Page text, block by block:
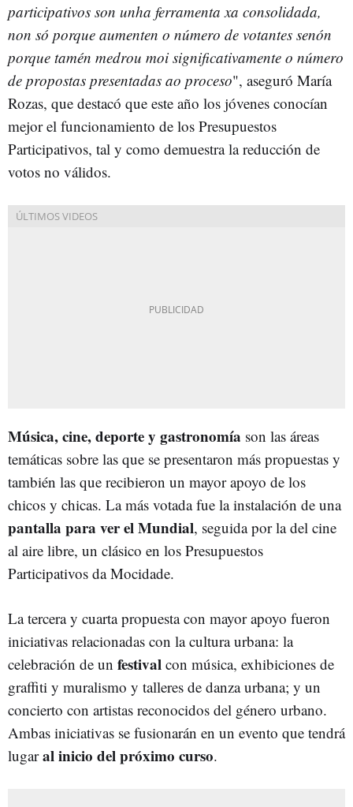
participativos son unha ferramenta xa consolidada,
non só porque aumenten o número de votantes senón
porque tamén medrou moi significativamente o número
de propostas presentadas ao proceso", aseguró María
Rozas, que destacó que este año los jóvenes conocían
mejor el funcionamiento de los Presupuestos
Participativos, tal y como demuestra la reducción de
votos no válidos.
Música, cine, deporte y gastronomía son las áreas
temáticas sobre las que se presentaron más propuestas y
también las que recibieron un mayor apoyo de los
chicos y chicas. La más votada fue la instalación de una
pantalla para ver el Mundial, seguida por la del cine
al aire libre, un clásico en los Presupuestos
Participativos da Mocidade.
La tercera y cuarta propuesta con mayor apoyo fueron
iniciativas relacionadas con la cultura urbana: la
celebración de un festival con música, exhibiciones de
graffiti y muralismo y talleres de danza urbana; y un
concierto con artistas reconocidos del género urbano.
Ambas iniciativas se fusionarán en un evento que tendrá
lugaral inicio del próximo curso.